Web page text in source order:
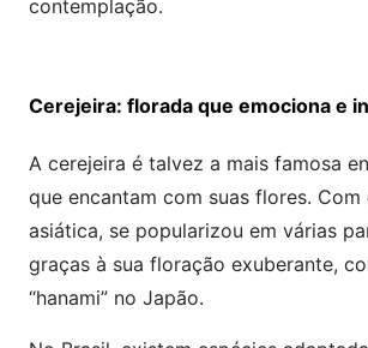
contemplação.
Cerejeira: florada que emociona e
A cerejeira é talvez a mais famosa
que encantam com suas flores. Com
asiática, se popularizou em várias
graças à sua floração exuberante,
“hanami” no Japão.